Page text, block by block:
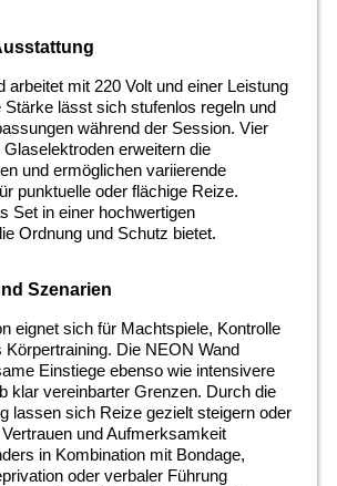
arbeitet mit 220 Volt und einer Leistung
Stärke lässt sich stufenlos regeln und
während der Session. Vier
erweitern die
und ermöglichen variierende
punktuelle oder flächige Reize.
Set in einer hochwertigen
Ordnung und Schutz bietet.
Szenarien
eignet sich für Machtspiele, Kontrolle
Körpertraining. Die NEON Wand
Einstiege ebenso wie intensivere
klar vereinbarter Grenzen. Durch die
lassen sich Reize gezielt steigern oder
und Aufmerksamkeit
in Kombination mit Bondage,
oder verbaler Führung